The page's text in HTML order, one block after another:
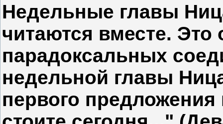
Недельные главы
читаются вместе.
парадоксальных
недельной главы
первого